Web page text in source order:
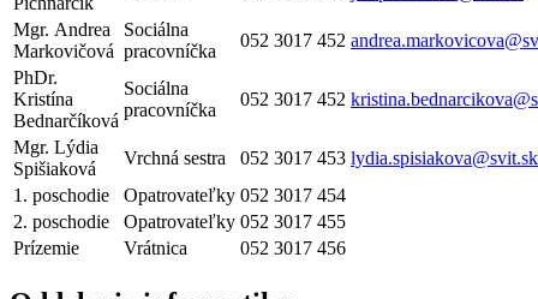
Mgr. Andrea
Markovičová
Sociálna
pracovníčka
052 3017 452
PhDr.
Kristína
Bednarčíková
Sociálna
pracovníčka
052 3017 452
Mgr. Lýdia
Spišiaková
Vrchná sestra 052 3017 453 lydia.spisiakova@svit.sk
1. poschodie
Opatrovateľky 052 3017 454
2. poschodie
Opatrovateľky 052 3017 455
Prízemie
Vrátnica 052 3017 456